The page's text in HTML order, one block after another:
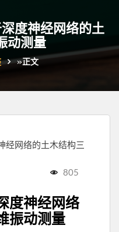
度神经网络的土
动测量
»正文
经网络的土木结构三
805
度神经网络
振动测量